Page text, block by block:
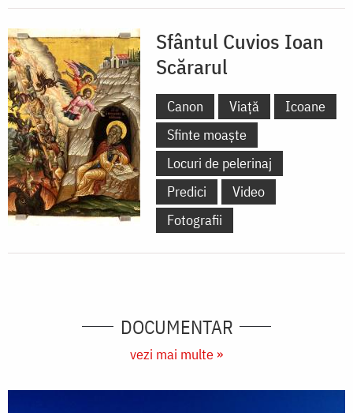
Sfântul Cuvios Ioan
Scărarul
Canon Viață
Icoane
Sfinte moaște
Locuri de pelerinaj
Predici
Video
Fotografii
DOCUMENTAR
vezi mai multe »